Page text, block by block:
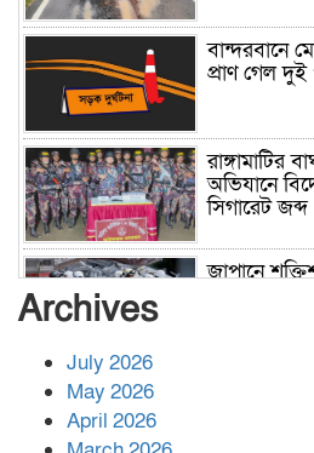
বান্দরবানে
প্রাণ গেল দুই
রাঙ্গামাটির
অভিযানে
সিগারেট জব্দ
জাপানে
Archives
July 2026
May 2026
April 2026